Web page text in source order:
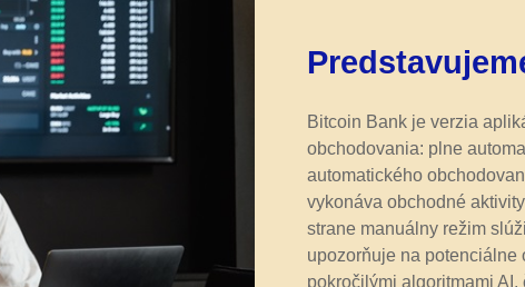
Bitcoin Bank je verzia
obchodovania: plne
automatického
vykonáva obchodné
strane manuálny režim
upozorňuje na
pokročilými algoritmami